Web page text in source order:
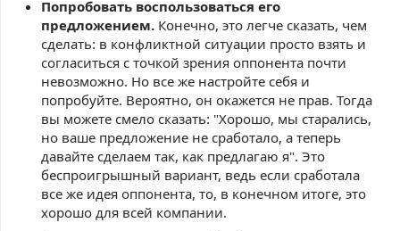
Попробовать воспользоваться его
предложением. Конечно, это легче сказать, чем
сделать: в конфликтной ситуации просто взять и
согласиться с точкой зрения оппонента почти
невозможно. Но все же настройте себя и
попробуйте. Вероятно, он окажется не прав. Тогда
вы можете смело сказать: "Хорошо, мы старались,
но ваше предложение не сработало, а теперь
давайте сделаем так, как предлагаю я". Это
беспроигрышный вариант, ведь если сработала
все же идея оппонента, то, в конечном итоге, это
хорошо для всей компании.